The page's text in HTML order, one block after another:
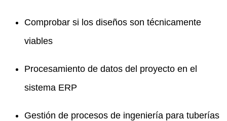
Comprobar si los diseños son técnicamente
viables
Procesamiento de datos del proyecto en el
sistema ERP
Gestión de procesos de ingeniería para tuberías